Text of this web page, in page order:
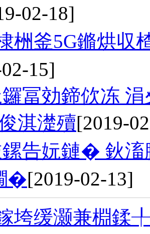
02-18]
栦釜5G鏅烘収
15]
冨効鍗佽冻
淇濋殰[2019-
告妧鏈� 鈥滀
�[2019-02-13]
垮缓灏兼棩鍒